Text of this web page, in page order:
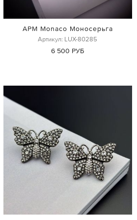
APM Monaco Моносерьга
Артикул: LUX-80285
6 500 РУБ